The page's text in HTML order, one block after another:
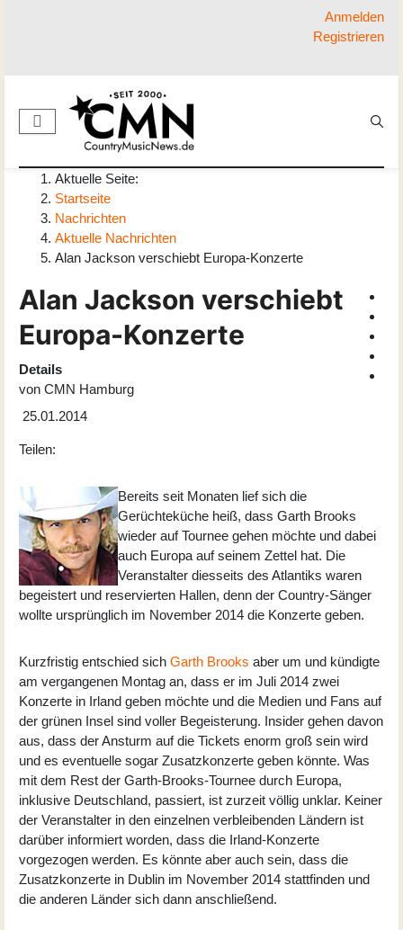
Anmelden
Registrieren
Aktuelle Seite:
Startseite
Nachrichten
Aktuelle Nachrichten
Alan Jackson verschiebt Europa-Konzerte
Alan Jackson verschiebt
Europa-Konzerte
Details
von CMN Hamburg
25.01.2014
Teilen:
Bereits seit Monaten lief sich die
Gerüchteküche heiß, dass Garth Brooks
wieder auf Tournee gehen möchte und dabei
auch Europa auf seinem Zettel hat. Die
Veranstalter diesseits des Atlantiks waren
begeistert und reservierten Hallen, denn der Country-Sänger
wollte ursprünglich im November 2014 die Konzerte geben.
Kurzfristig entschied sich Garth Brooks aber um und kündigte
am vergangenen Montag an, dass er im Juli 2014 zwei
Konzerte in Irland geben möchte und die Medien und Fans auf
der grünen Insel sind voller Begeisterung. Insider gehen davon
aus, dass der Ansturm auf die Tickets enorm groß sein wird
und es eventuelle sogar Zusatzkonzerte geben könnte. Was
mit dem Rest der Garth-Brooks-Tournee durch Europa,
inklusive Deutschland, passiert, ist zurzeit völlig unklar. Keiner
der Veranstalter in den einzelnen verbleibenden Ländern ist
darüber informiert worden, dass die Irland-Konzerte
vorgezogen werden. Es könnte aber auch sein, dass die
Zusatzkonzerte in Dublin im November 2014 stattfinden und
die anderen Länder sich dann anschließend.